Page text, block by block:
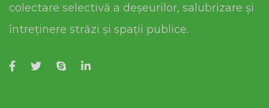
colectare selectivă a deșeurilor, salubrizare și
întreținere străzi și spații publice.